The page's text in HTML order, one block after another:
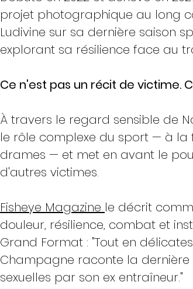
projet photographique au long
Ludivine sur sa dernière saison
explorant sa résilience face au
Ce n'est pas un récit de victime.
À travers le regard sensible de
le rôle complexe du sport — à la
drames — et met en avant le
d'autres victimes.
Fisheye Magazine le décrit
douleur, résilience, combat et
Grand Format : "Tout en
Champagne raconte la
sexuelles par son ex entraîneur."